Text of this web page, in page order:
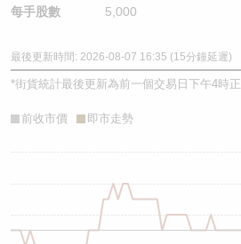
每手股數 5,000
最後更新時間: 2026-08-07 16:35 (15分鐘延遲)
*街貨統計最後更新為前一個交易日下午4時正
前收市價 即市走勢